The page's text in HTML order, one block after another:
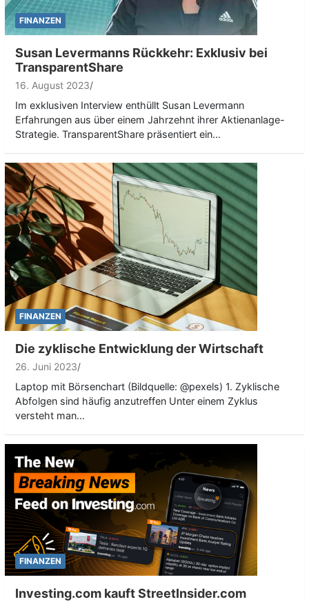
FINANZEN
Susan Levermanns Rückkehr: Exklusiv bei
TransparentShare
16. August 2023
Im exklusiven Interview enthüllt Susan Levermann
Erfahrungen aus über einem Jahrzehnt ihrer Aktienanlage-
Strategie. TransparentShare präsentiert ein…
FINANZEN
Die zyklische Entwicklung der Wirtschaft
26. Juni 2023
Laptop mit Börsenchart (Bildquelle: @pexels) 1. Zyklische
Abfolgen sind häufig anzutreffen Unter einem Zyklus
versteht man…
FINANZEN
Investing.com kauft StreetInsider.com